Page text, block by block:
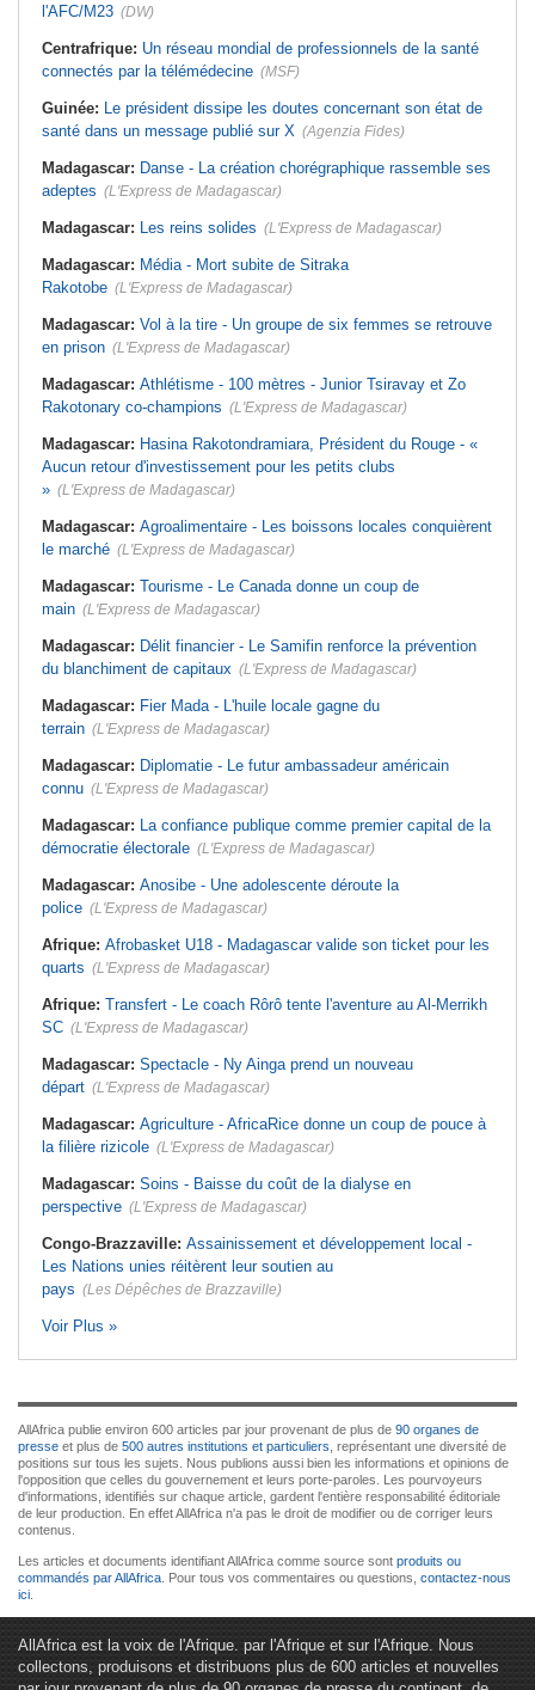
l'AFC/M23 (DW)
Centrafrique: Un réseau mondial de professionnels de la santé
connectés par la télémédecine (MSF)
Guinée: Le président dissipe les doutes concernant son état de
santé dans un message publié sur X (Agenzia Fides)
Madagascar: Danse - La création chorégraphique rassemble ses
adeptes (L'Express de Madagascar)
Madagascar: Les reins solides (L'Express de Madagascar)
Madagascar: Média - Mort subite de Sitraka
Rakotobe (L'Express de Madagascar)
Madagascar: Vol à la tire - Un groupe de six femmes se retrouve
en prison (L'Express de Madagascar)
Madagascar: Athlétisme - 100 mètres - Junior Tsiravay et Zo
Rakotonary co-champions (L'Express de Madagascar)
Madagascar: Hasina Rakotondramiara, Président du Rouge - «
Aucun retour d'investissement pour les petits clubs
» (L'Express de Madagascar)
Madagascar: Agroalimentaire - Les boissons locales conquièrent
le marché (L'Express de Madagascar)
Madagascar: Tourisme - Le Canada donne un coup de
main (L'Express de Madagascar)
Madagascar: Délit financier - Le Samifin renforce la prévention
du blanchiment de capitaux (L'Express de Madagascar)
Madagascar: Fier Mada - L'huile locale gagne du
terrain (L'Express de Madagascar)
Madagascar: Diplomatie - Le futur ambassadeur américain
connu (L'Express de Madagascar)
Madagascar: La confiance publique comme premier capital de la
démocratie électorale (L'Express de Madagascar)
Madagascar: Anosibe - Une adolescente déroute la
police (L'Express de Madagascar)
Afrique: Afrobasket U18 - Madagascar valide son ticket pour les
quarts (L'Express de Madagascar)
Afrique: Transfert - Le coach Rôrô tente l'aventure au Al-Merrikh
SC (L'Express de Madagascar)
Madagascar: Spectacle - Ny Ainga prend un nouveau
départ (L'Express de Madagascar)
Madagascar: Agriculture - AfricaRice donne un coup de pouce à
la filière rizicole (L'Express de Madagascar)
Madagascar: Soins - Baisse du coût de la dialyse en
perspective (L'Express de Madagascar)
Congo-Brazzaville: Assainissement et développement local -
Les Nations unies réitèrent leur soutien au
pays (Les Dépêches de Brazzaville)
Voir Plus »
AllAfrica publie environ 600 articles par jour provenant de plus de 90 organes de
presse et plus de 500 autres institutions et particuliers , représentant une diversité de
positions sur tous les sujets. Nous publions aussi bien les informations et opinions de
l'opposition que celles du gouvernement et leurs porte-paroles. Les pourvoyeurs
d'informations, identifiés sur chaque article, gardent l'entière responsabilité éditoriale
de leur production. En effet AllAfrica n'a pas le droit de modifier ou de corriger leurs
contenus.
Les articles et documents identifiant AllAfrica comme source sont produits ou
commandés par AllAfrica . Pour tous vos commentaires ou questions, contactez-nous
ici
AllAfrica est la voix de l'Afrique. par l'Afrique et sur l'Afrique. Nous
collectons, produisons et distribuons plus de 600 articles et nouvelles